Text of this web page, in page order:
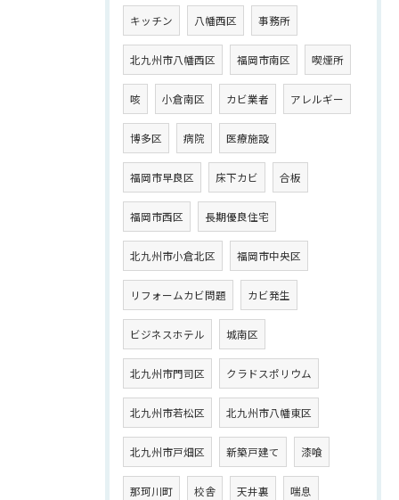
キッチン 八幡西区 事務所
北九州市八幡西区 福岡市南区 喫煙所
咳 小倉南区 カビ業者 アレルギー
博多区 病院 医療施設
福岡市早良区 床下カビ 合板
福岡市西区 長期優良住宅
北九州市小倉北区 福岡市中央区
リフォームカビ問題 カビ発生
ビジネスホテル 城南区
北九州市門司区 クラドスポリウム
北九州市若松区 北九州市八幡東区
北九州市戸畑区 新築戸建て 漆喰
那珂川町 校舎 天井裏 喘息